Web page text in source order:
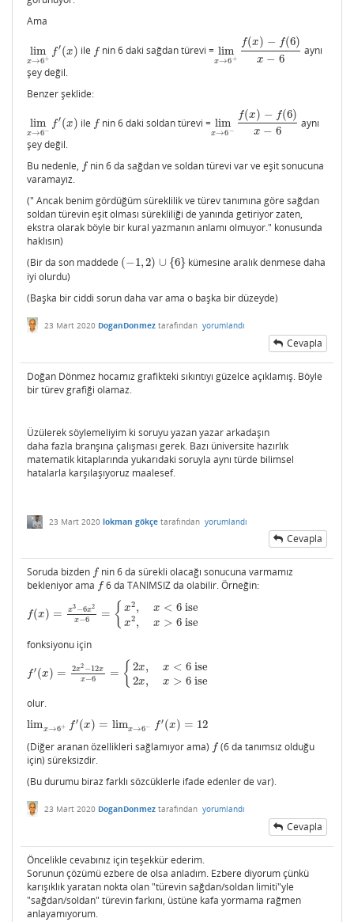
Ama
lim
x→6+
f′(x)
limx→6+f′(x )ile f
f nin 6 daki sağdan türevi = lim
x→6+
f(x) − f(6)
x − 6
limx→6+f(x)−f(6)x−6 aynı
şey değil.
Benzer şeklide:
lim
x→6−
f′(x)
limx→6−f′(x )ile f
f nin 6 daki soldan türevi = lim
x→6 −
f(x) − f(6)
x − 6
limx→6−f(x)−f(6)x−6 aynı
şey değil.
Bu nedenle, f
f nin 6 da sağdan ve soldan türevi var ve eşit sonucuna
varamayız.
(" Ancak benim gördüğüm süreklilik ve türev tanımına göre sağdan
soldan türevin eşit olması sürekliliği de yanında getiriyor zaten,
ekstra olarak böyle bir kural yazmanın anlamı olmuyor." konusunda
haklısın)
(Bir da son maddede (−1, 2) ∪ {6}
(−1,2)∪{ 6}
kümesine aralık denmese daha
iyi olurdu)
(Başka bir ciddi sorun daha var ama o başka bir düzeyde)
23 Mart 2020 DoganDonmez tarafından yorumlandı
Cevapla
Doğan Dönmez hocamız grafikteki sıkıntıyı güzelce açıklamış. Böyle
bir türev grafiği olamaz.
Üzülerek söylemeliyim ki soruyu yazan yazar arkadaşın
daha fazla branşına çalışması gerek. Bazı üniversite hazırlık
matematik kitaplarında yukarıdaki soruyla aynı türde bilimsel
hatalarla karşılaşıyoruz maalesef.
23 Mart 2020 lokman gökçe tarafından yorumlandı
Cevapla
Soruda bizden f
f nin 6 da sürekli olacağı sonucuna varmamız
bekleniyor ama f
f 6 da TANIMSIZ da olabilir. Örneğin:
f(x) = x3 −6x2
x−6 = { x2, x < 6ise
x2, x > 6ise
f(x)=x 3− 6x2x−6= {x2 ,x <6ise 2, >6 ise
fonksiyonu için
f′(x) = 2x2 −12x
x−6 = { 2x, x < 6ise
2x, x > 6ise
f′(x)=2 x2− 12xx−6= {2x x <6ise x,x >6 ise
olur.
limx→6+ f′(x) = limx→6− f ′(x) = 12
limx→6+ (x)=limx→6−f′( x)=12
(Diğer aranan özellikleri sağlamıyor ama) f
f (6 da tanımsız olduğu
için) süreksizdir.
(Bu durumu biraz farklı sözcüklerle ifade edenler de var).
23 Mart 2020 DoganDonmez tarafından yorumlandı
Cevapla
Öncelikle cevabınız için teşekkür ederim.
Sorunun çözümü ezbere de olsa anladım. Ezbere diyorum çünkü
karışıklık yaratan nokta olan "türevin sağdan/soldan limiti"yle
"sağdan/soldan" türevin farkını, üstüne kafa yormama rağmen
anlayamıyorum.